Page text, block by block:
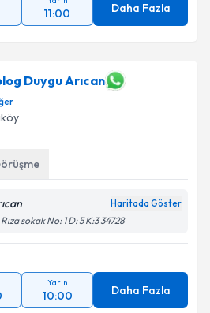
11:00 Daha Fazla
Duygu Arıcan
Haritada Göster
sokak No: 1 D: 5 K:3 34728
Yarın
10:00 Daha Fazla